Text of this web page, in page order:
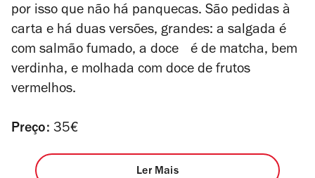
por isso que não há panquecas. São pedidas à
carta e há duas versões, grandes: a salgada é
com salmão fumado, a doce é de matcha, bem
verdinha, e molhada com doce de frutos
vermelhos.
Preço: 35€
Ler Mais